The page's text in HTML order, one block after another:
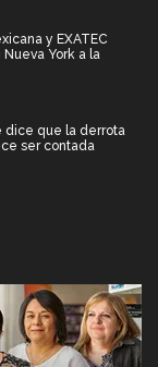
y EXATEC
York a la
dice que la derrota
ser contada